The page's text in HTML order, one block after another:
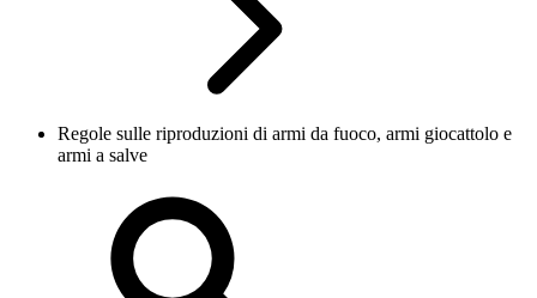
Regole sulle riproduzioni di armi da fuoco, armi giocattolo e
armi a salve